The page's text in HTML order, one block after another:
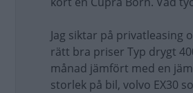
Jag siktar på privatleasing
rätt bra priser Typ drygt
månad jämfört med en
storlek på bil, volvo EX30